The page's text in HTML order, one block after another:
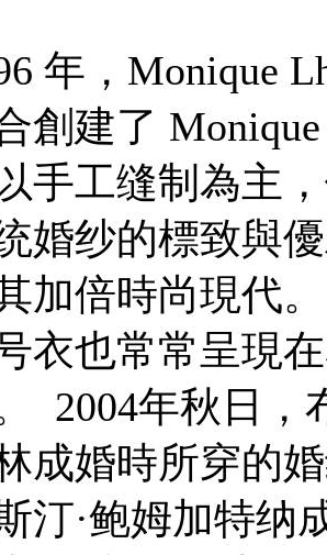
年，Monique
創建了
手工缝制為主
婚纱的標致與
加倍時尚現代
衣也常常呈現
2004年秋日，
成婚時所穿的
汀·鲍姆加特纳